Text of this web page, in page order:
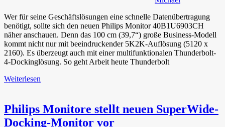
Wer für seine Geschäftslösungen eine schnelle Datenübertragung
benötigt, sollte sich den neuen Philips Monitor 40B1U6903CH
näher anschauen. Denn das 100 cm (39,7“) große Business-Modell
kommt nicht nur mit beeindruckender 5K2K-Auflösung (5120 x
2160). Es überzeugt auch mit einer multifunktionalen Thunderbolt-
4-Dockinglösung. So geht Arbeit heute Thunderbolt
Weiterlesen
Philips Monitore stellt neuen SuperWide-
Docking-Monitor vor